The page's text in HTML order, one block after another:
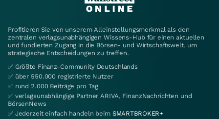
Profitieren Sie von unserem Alleinstellungsmerkmal als den
zentralen verlagsunabhängigen Wissens-Hub für einen aktuellen
und fundierten Zugang in die Börsen- und Wirtschaftswelt, um
strategische Entscheidungen zu treffen.
✅ Größte Finanz-Community Deutschlands
✅ über 550.000 registrierte Nutzer
✅ rund 2.000 Beiträge pro Tag
✅ verlagsunabhängige Partner ARIVA, FinanzNachrichten und
BörsenNews
✅ Jederzeit einfach handeln beim SMARTBROKER+